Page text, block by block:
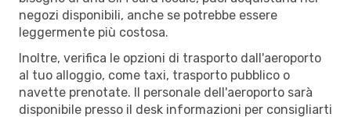
negozi disponibili, anche se potrebbe essere
leggermente più costosa.
Inoltre, verifica le opzioni di trasporto dall'aeroporto
al tuo alloggio, come taxi, trasporto pubblico o
navette prenotate. Il personale dell'aeroporto sarà
disponibile presso il desk informazioni per consigliarti